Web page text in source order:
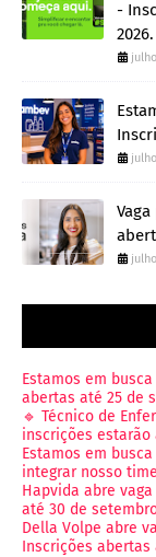
-
2026.
Estamos em
abertas até 25 de
🔹 Técnico de
inscrições estarão
Estamos em
integrar nosso
Hapvida abre
até 30 de
Della Volpe abre
Inscrições abertas